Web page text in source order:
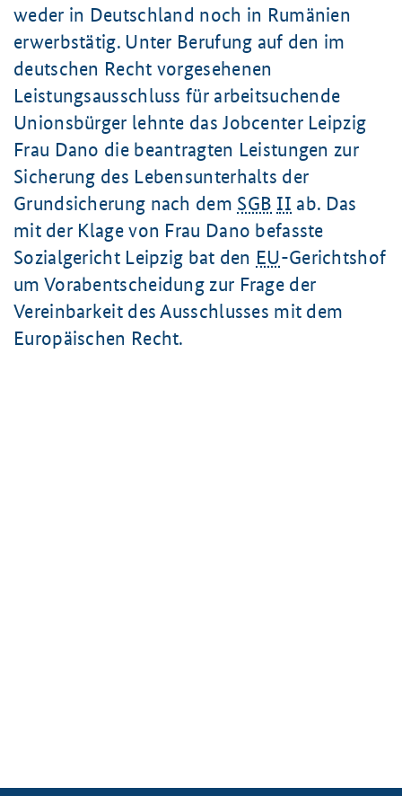
weder in Deutschland noch in Rumänien
erwerbstätig. Unter Berufung auf den im
deutschen Recht vorgesehenen
Leistungsausschluss für arbeitsuchende
Unionsbürger lehnte das Jobcenter Leipzig
Frau Dano die beantragten Leistungen zur
Sicherung des Lebensunterhalts der
Grundsicherung nach dem SGB II ab. Das
mit der Klage von Frau Dano befasste
Sozialgericht Leipzig bat den EU-Gerichtshof
um Vorabentscheidung zur Frage der
Vereinbarkeit des Ausschlusses mit dem
Europäischen Recht.